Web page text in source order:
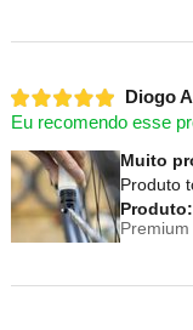
Diogo
Eu recomendo esse
Muito
Produto
Produto: